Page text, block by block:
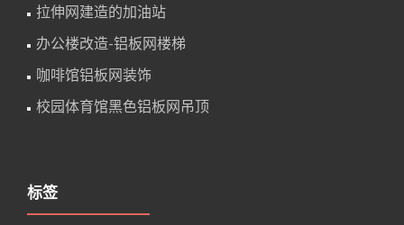
拉伸网建造的加油站
办公楼改造-铝板网楼梯
咖啡馆铝板网装饰
校园体育馆黑色铝板网吊顶
标签